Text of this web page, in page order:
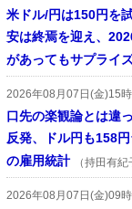
米ドル/円は150円を
安は終焉を迎え、
があってもサプライ
2026年08月07日(金)15
口先の楽観論とは違
反発、ドル円も158
の雇用統計
（持田有紀
2026年08月07日(金)09